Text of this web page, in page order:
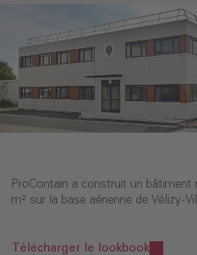
ProContain a construit un bâtiment
m² sur la base aérienne de Vélizy-
Télécharger le lookbook